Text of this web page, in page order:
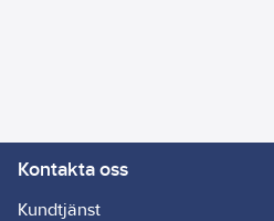
Kontakta oss
Kundtjänst